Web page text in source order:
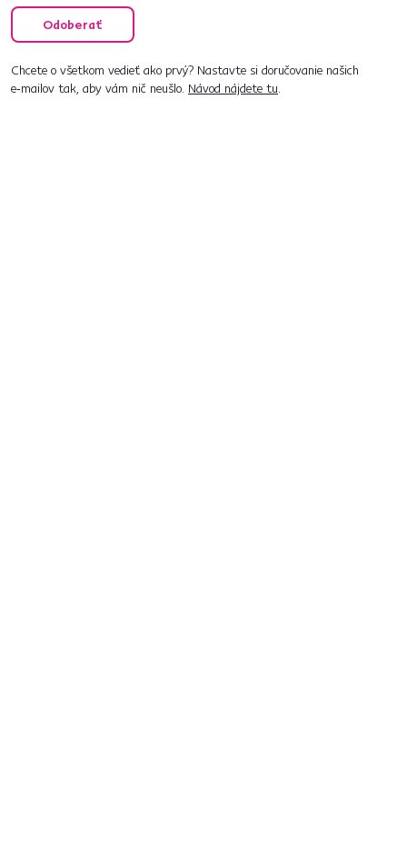
Odoberať
Chcete o všetkom vedieť ako prvý? Nastavte si doručovanie našich
e‑mailov tak, aby vám nič neušlo. Návod nájdete tu.